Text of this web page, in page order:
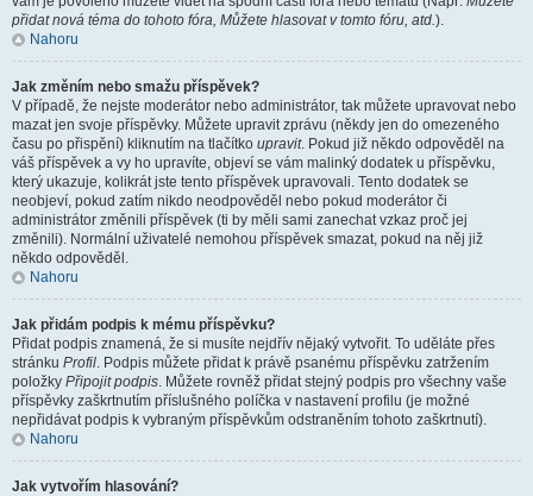
přidat nová téma do tohoto fóra, Můžete hlasovat v tomto fóru, atd.).
Nahoru
Jak změním nebo smažu příspěvek?
V případě, že nejste moderátor nebo administrátor, tak můžete upravovat nebo
mazat jen svoje příspěvky. Můžete upravit zprávu (někdy jen do omezeného
času po přispění) kliknutím na tlačítko upravit. Pokud již někdo odpověděl na
váš příspěvek a vy ho upravíte, objeví se vám malinký dodatek u příspěvku,
který ukazuje, kolikrát jste tento příspěvek upravovali. Tento dodatek se
neobjeví, pokud zatím nikdo neodpověděl nebo pokud moderátor či
administrátor změnili příspěvek (ti by měli sami zanechat vzkaz proč jej
změnili). Normální uživatelé nemohou příspěvek smazat, pokud na něj již
někdo odpověděl.
Nahoru
Jak přidám podpis k mému příspěvku?
Přidat podpis znamená, že si musíte nejdřív nějaký vytvořit. To uděláte přes
stránku Profil. Podpis můžete přidat k právě psanému příspěvku zatržením
položky Připojit podpis. Můžete rovněž přidat stejný podpis pro všechny vaše
příspěvky zaškrtnutím příslušného políčka v nastavení profilu (je možné
nepřidávat podpis k vybraným příspěvkům odstraněním tohoto zaškrtnutí).
Nahoru
Jak vytvořím hlasování?